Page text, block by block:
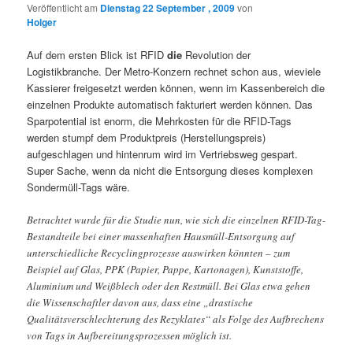
Veröffentlicht am Dienstag 22 September , 2009von
Holger
Auf dem ersten Blick ist RFIDdie Revolution der
Logistikbranche. Der Metro-Konzern rechnet schon aus, wieviele
Kassierer freigesetzt werden können, wenn im Kassenbereich die
einzelnen Produkte automatisch fakturiert werden können. Das
Sparpotential ist enorm, die Mehrkosten für die RFID-Tags
werden stumpf dem Produktpreis (Herstellungspreis)
aufgeschlagen und hintenrum wird im Vertriebsweg gespart.
Super Sache, wenn da nicht die Entsorgung dieses komplexen
Sondermüll-Tags wäre.
Betrachtet wurde für die Studie nun, wie sich die einzelnen RFID-Tag-
Bestandteile bei einer massenhaften Hausmüll-Entsorgung auf
unterschiedliche Recyclingprozesse auswirken könnten – zum
Beispiel auf Glas, PPK (Papier, Pappe, Kartonagen), Kunststoffe,
Aluminium und Weißblech oder den Restmüll. Bei Glas etwa gehen
die Wissenschaftler davon aus, dass eine „drastische
Qualitätsverschlechterung des Rezyklates“ als Folge des Aufbrechens
von Tags in Aufbereitungsprozessen möglich ist.